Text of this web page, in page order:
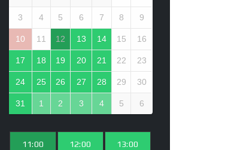
3 4 5 6 7 8 9
10 11 12 13 14 15 16
17 18 19 20 21 22 23
24 25 26 27 28 29 30
31 1 2 3 4 5 6
11:00 12:00 13:00